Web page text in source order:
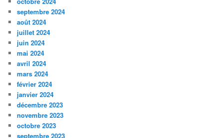
septembre 2024
août 2024
juillet 2024
juin 2024
mai 2024
avril 2024
mars 2024
février 2024
janvier 2024
décembre 2023
novembre 2023
octobre 2023
septembre 2023